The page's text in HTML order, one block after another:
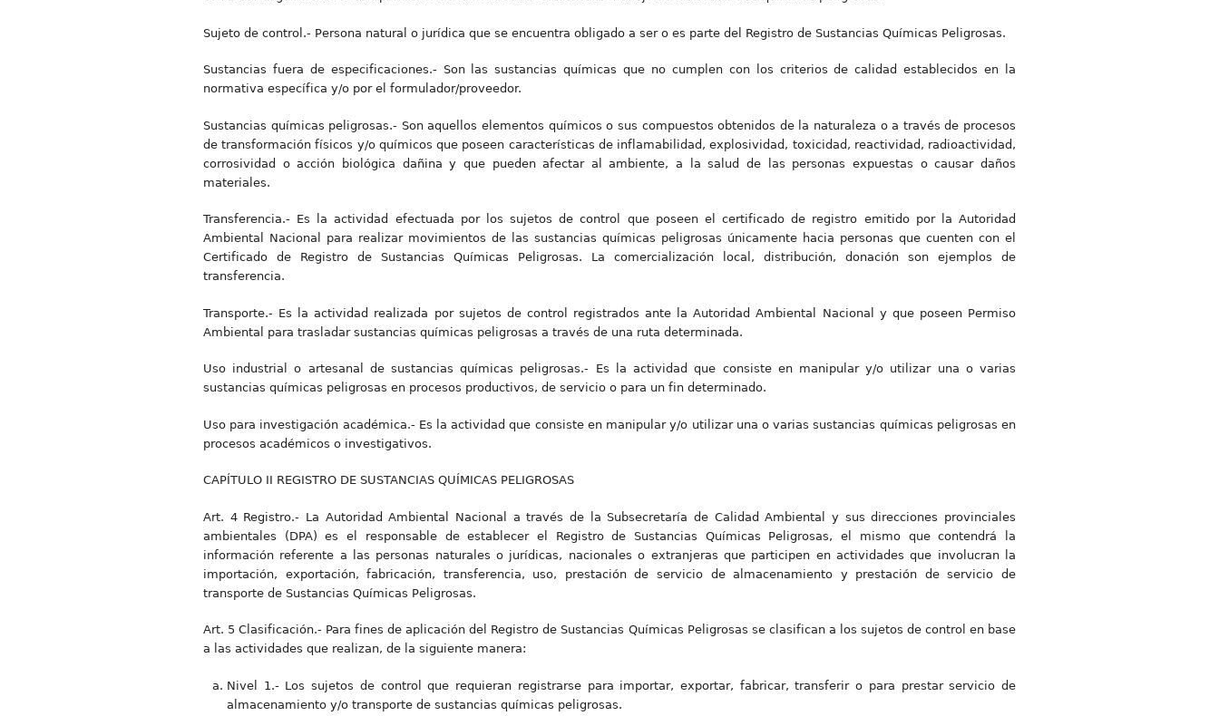
Sujeto de control.- Persona natural o jurídica que se encuentra obligado a ser o es parte del Registro de Sustancias Químicas Peligrosas.
Sustancias fuera de especificaciones.- Son las sustancias químicas que no cumplen con los criterios de calidad establecidos en la
normativa específica y/o por el formulador/proveedor.
Sustancias químicas peligrosas.- Son aquellos elementos químicos o sus compuestos obtenidos de la naturaleza o a través de procesos
de transformación físicos y/o químicos que poseen características de inflamabilidad, explosividad, toxicidad, reactividad, radioactividad,
corrosividad o acción biológica dañina y que pueden afectar al ambiente, a la salud de las personas expuestas o causar daños
materiales.
Transferencia.- Es la actividad efectuada por los sujetos de control que poseen el certificado de registro emitido por la Autoridad
Ambiental Nacional para realizar movimientos de las sustancias químicas peligrosas únicamente hacia personas que cuenten con el
Certificado de Registro de Sustancias Químicas Peligrosas. La comercialización local, distribución, donación son ejemplos de
transferencia.
Transporte.- Es la actividad realizada por sujetos de control registrados ante la Autoridad Ambiental Nacional y que poseen Permiso
Ambiental para trasladar sustancias químicas peligrosas a través de una ruta determinada.
Uso industrial o artesanal de sustancias químicas peligrosas.- Es la actividad que consiste en manipular y/o utilizar una o varias
sustancias químicas peligrosas en procesos productivos, de servicio o para un fin determinado.
Uso para investigación académica.- Es la actividad que consiste en manipular y/o utilizar una o varias sustancias químicas peligrosas en
procesos académicos o investigativos.
CAPÍTULO II REGISTRO DE SUSTANCIAS QUÍMICAS PELIGROSAS
Art. 4 Registro.- La Autoridad Ambiental Nacional a través de la Subsecretaría de Calidad Ambiental y sus direcciones provinciales
ambientales (DPA) es el responsable de establecer el Registro de Sustancias Químicas Peligrosas, el mismo que contendrá la
información referente a las personas naturales o jurídicas, nacionales o extranjeras que participen en actividades que involucran la
importación, exportación, fabricación, transferencia, uso, prestación de servicio de almacenamiento y prestación de servicio de
transporte de Sustancias Químicas Peligrosas.
Art. 5 Clasificación.- Para fines de aplicación del Registro de Sustancias Químicas Peligrosas se clasifican a los sujetos de control en base
a las actividades que realizan, de la siguiente manera:
Nivel 1.- Los sujetos de control que requieran registrarse para importar, exportar, fabricar, transferir o para prestar servicio de
almacenamiento y/o transporte de sustancias químicas peligrosas.